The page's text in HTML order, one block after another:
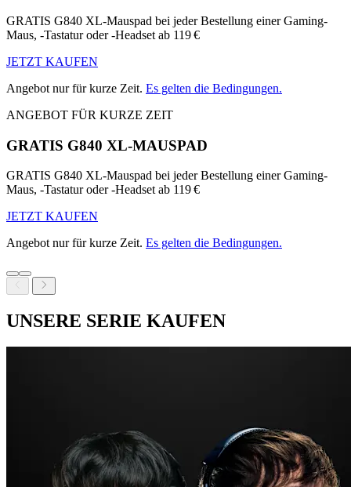
GRATIS G840 XL-Mauspad bei jeder Bestellung einer Gaming-
Maus, -Tastatur oder -Headset ab 119 €
JETZT KAUFEN
Angebot nur für kurze Zeit. Es gelten die Bedingungen.
ANGEBOT FÜR KURZE ZEIT
GRATIS G840 XL-MAUSPAD
GRATIS G840 XL-Mauspad bei jeder Bestellung einer Gaming-
Maus, -Tastatur oder -Headset ab 119 €
JETZT KAUFEN
Angebot nur für kurze Zeit. Es gelten die Bedingungen.
UNSERE SERIE KAUFEN